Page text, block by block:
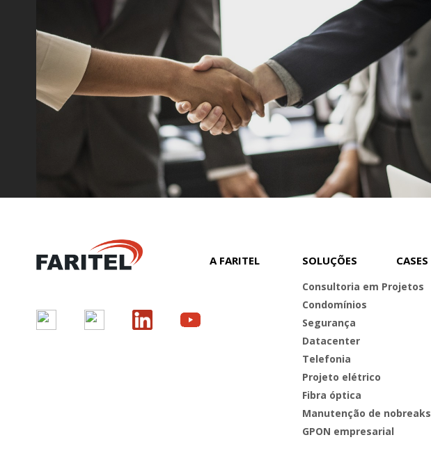
A FARITEL SOLUÇÕES
Consultoria em Projetos
Condomínios
Segurança
Datacenter
Telefonia
Projeto elétrico
Fibra óptica
Manutenção de nobreaks
GPON empresarial
CASES